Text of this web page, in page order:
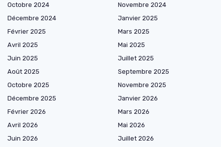
Octobre 2024
Novembre 2024
Décembre 2024
Janvier 2025
Février 2025
Mars 2025
Avril 2025
Mai 2025
Juin 2025
Juillet 2025
Août 2025
Septembre 2025
Octobre 2025
Novembre 2025
Décembre 2025
Janvier 2026
Février 2026
Mars 2026
Avril 2026
Mai 2026
Juin 2026
Juillet 2026